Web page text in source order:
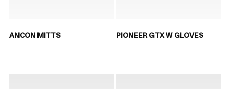
ANCON MITTS PIONEER GTX W GLOVES